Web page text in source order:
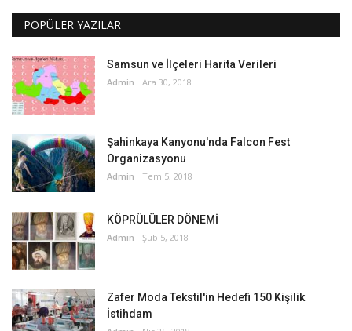
POPÜLER YAZILAR
Samsun ve İlçeleri Harita Verileri
Admin Ara 30, 2018
Şahinkaya Kanyonu'nda Falcon Fest
Organizasyonu
Admin Tem 5, 2018
KÖPRÜLÜLER DÖNEMİ
Admin Şub 5, 2018
Zafer Moda Tekstil'in Hedefi 150 Kişilik
İstihdam